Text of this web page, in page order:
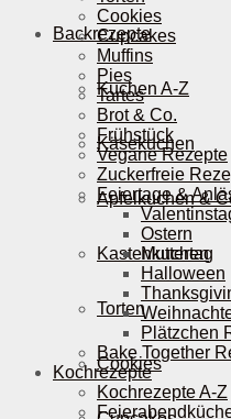
Backrezepte
Kuchen A-Z
Käsekuchen
Apfelkuchen &
Kastenkuchen
Torten
Cookies
Cookies
Cupcakes
Muffins
Pies
Tartes
Brot & Co.
Frühstück
Vegane Rezepte
Zuckerfreie
Feiertage &
Ostern
Muttertag
Halloween
Plätzchen
Bake Together
Kochrezepte
Kochrezepte A-Z